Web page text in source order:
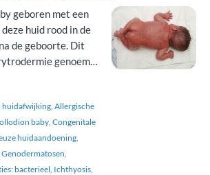
geboren met een
huid rood in de
de geboorte. Dit
genoemd.
roodheid. In
Deze
maar een
is moeilijk om de
huidafwijking Allergische
baby Congenitale
huidaandoening
Genodermatosen
bacterieel Ichthyosis